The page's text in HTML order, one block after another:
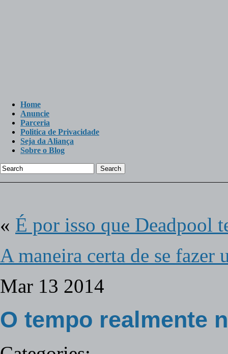
Home
Anuncie
Parceria
Politica de Privacidade
Seja da Aliança
Sobre o Blog
Search
« É por isso que Deadpool
A maneira certa de se fazer
Mar 13 2014
O tempo realmente